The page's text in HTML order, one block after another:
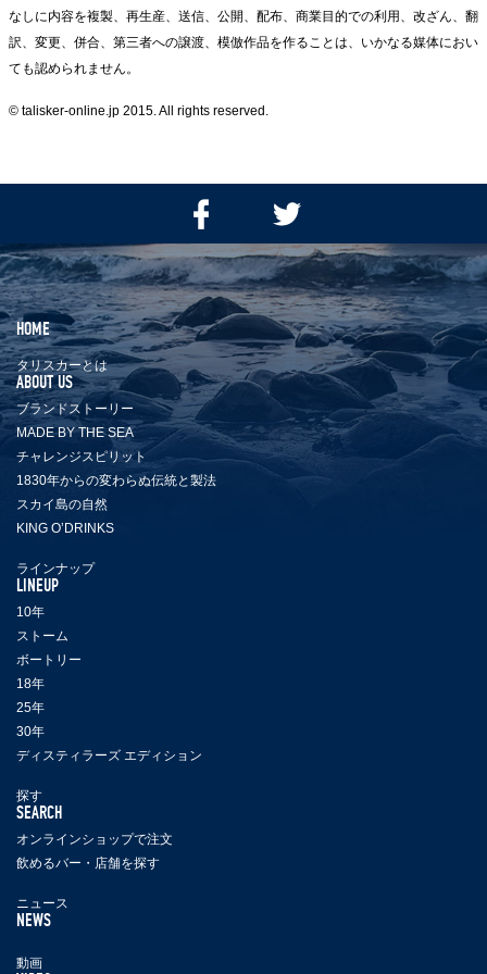
なしに内容を複製、再生産、送信、公開、配布、商業目的での利用、改ざん、翻
訳、変更、併合、第三者への譲渡、模倣作品を作ることは、いかなる媒体におい
ても認められません。
© talisker-online.jp 2015. All rights reserved.
Facebook
シ
ェ
ア
す
る
Twitter
つ
ぶ
や
く
HOME
タリスカーとは
ABOUT US
ブランドストーリー
MADE BY THE SEA
チャレンジスピリット
1830年からの変わらぬ伝統と製法
スカイ島の自然
KING O’DRINKS
ラインナップ
LINEUP
10年
ストーム
ボートリー
18年
25年
30年
ディスティラーズ エディション
探す
SEARCH
オンラインショップで注文
飲めるバー・店舗を探す
ニュース
NEWS
動画